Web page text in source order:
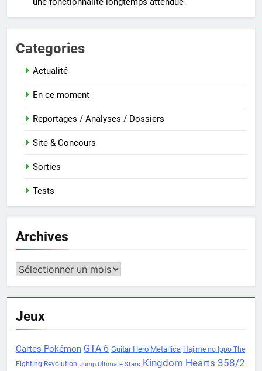
Categories
Actualité
En ce moment
Reportages / Analyses / Dossiers
Site & Concours
Sorties
Tests
Archives
Archives
Jeux
Cartes Pokémon GTA 6 Guitar Hero Metallica Hajime no Ippo The
Fighting Revolution Jump Ultimate Stars Kingdom Hearts 358/2